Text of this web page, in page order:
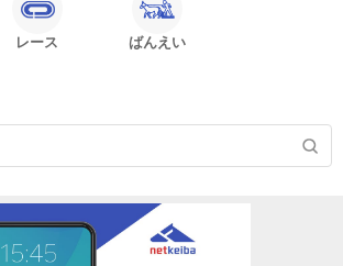
レース ばんえい